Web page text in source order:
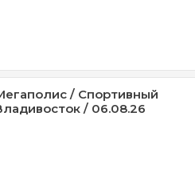
/ Спортивный
/ 06.08.26